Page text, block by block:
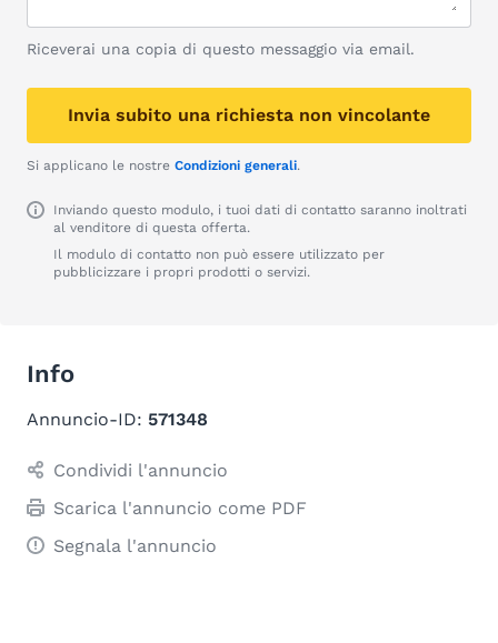
Riceverai una copia di questo messaggio via email.
Invia subito una richiesta non vincolante
Si applicano le nostre Condizioni generali.
Inviando questo modulo, i tuoi dati di contatto saranno inoltrati
al venditore di questa offerta.
Il modulo di contatto non può essere utilizzato per
pubblicizzare i propri prodotti o servizi.
Info
Annuncio-ID: 571348
Condividi l'annuncio
Scarica l'annuncio come PDF
Segnala l'annuncio